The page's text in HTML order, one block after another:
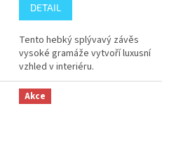
DETAIL
Tento hebký splývavý závěs
vysoké gramáže vytvoří luxusní
vzhled v interiéru.
Akce